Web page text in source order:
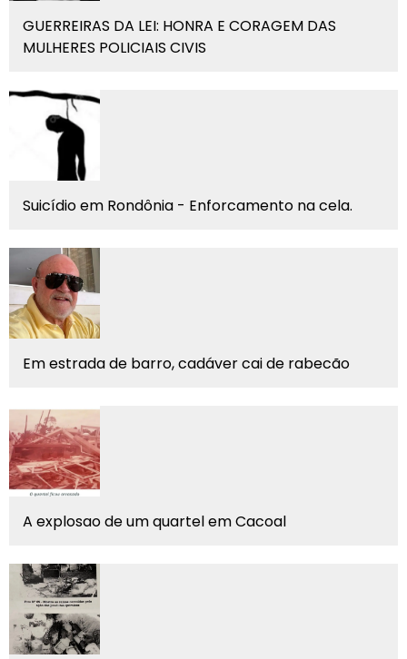
GUERREIRAS DA LEI: HONRA E CORAGEM DAS
MULHERES POLICIAIS CIVIS
Suicídio em Rondônia - Enforcamento na cela.
Em estrada de barro, cadáver cai de rabecão
A explosao de um quartel em Cacoal